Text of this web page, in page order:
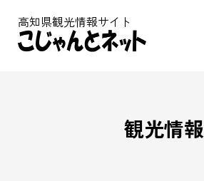
高知県観光情報サイト
観光情報